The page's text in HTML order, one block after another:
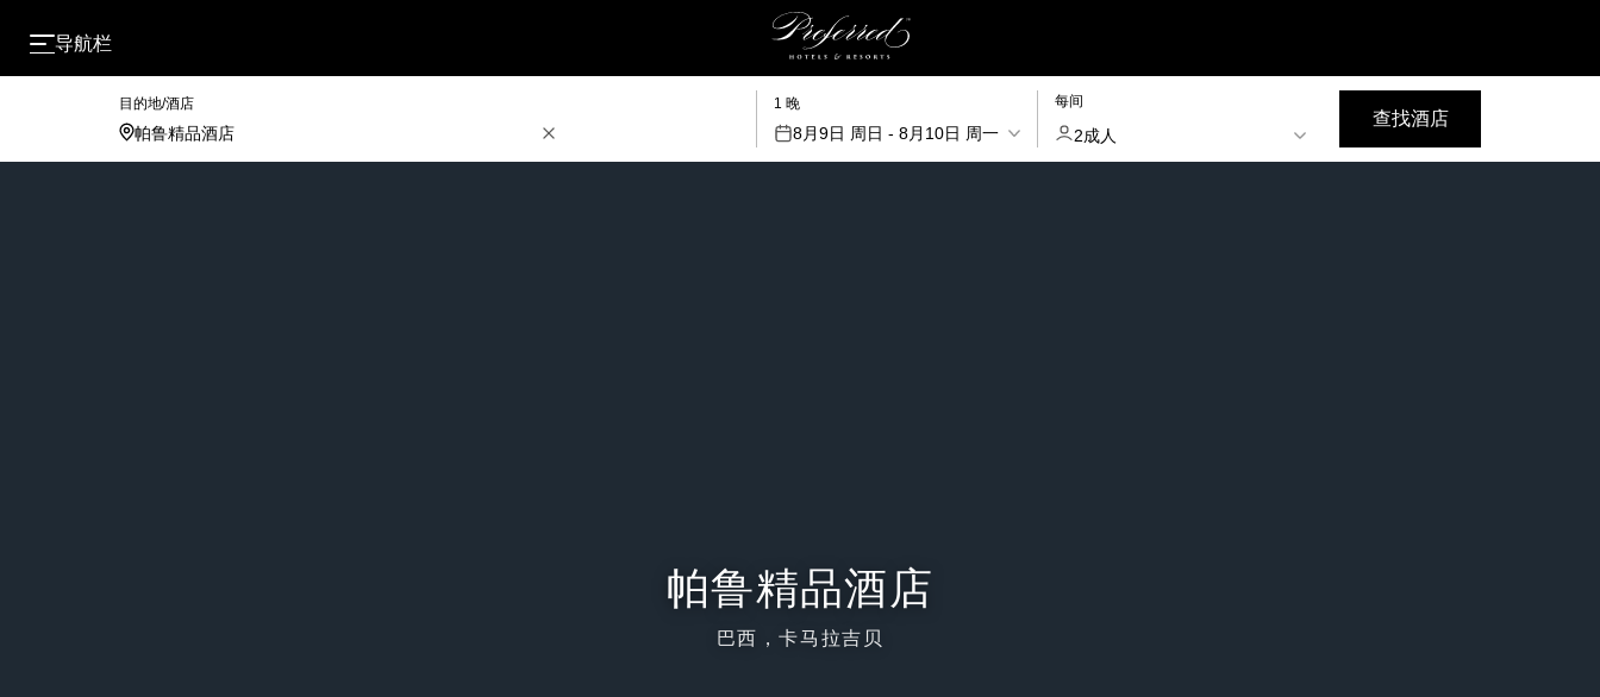
导航栏
目的地/酒店 1 晚
8月9日 周日 - 8月10日 周一
每间
2成人
查找酒店
帕鲁精品酒店
巴西，卡马拉吉贝